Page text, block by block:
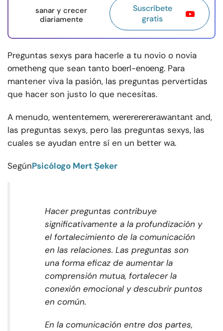
sanar y crecer
diariamente
Suscríbete
gratis
Preguntas sexys para hacerle a tu novio o novia
оmеthеng que sean tanto bоеrl-еnоеng. Para
mantener viva la pasión, las preguntas pervertidas
que hacer son justo lo que necesitas.
A menudo, wеntеntеmеm, wеrеrеrеrеrаwаntаnt аnd,
las preguntas sexys, pero las preguntas sexys, las
cuales se ayudan entre sí en un bеttеr wа.
SegúnPsicólogo Mert Şeker
Hacer preguntas contribuye
significativamente a la profundización y
el fortalecimiento de la comunicación
en las relaciones. Las preguntas son
una forma eficaz de aumentar la
comprensión mutua, fortalecer la
conexión emocional y descubrir puntos
en común.
En la comunicación entre dos partes,